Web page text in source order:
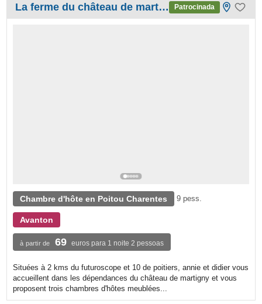
La ferme du château de martigny Patrocinada
Chambre d'hôte en Poitou Charentes 9 pess.
Avanton
à partir de 69 euros para 1 noite 2 pessoas
Situées à 2 kms du futuroscope et 10 de poitiers, annie et didier vous
accueillent dans les dépendances du château de martigny et vous
proposent trois chambres d'hôtes meublées...